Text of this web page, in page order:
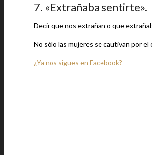
7. «Extrañaba sentirte».
Decir que nos extrañan o que
No sólo las mujeres se cautivan por
¿Ya nos sigues en Facebook?